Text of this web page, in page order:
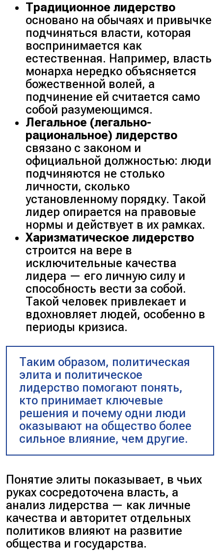
Традиционное лидерство
основано на обычаях и привычке
подчиняться власти, которая
воспринимается как
естественная. Например, власть
монарха нередко объясняется
божественной волей, а
подчинение ей считается само
собой разумеющимся.
Легальное (легально-
рациональное) лидерство
связано с законом и
официальной должностью: люди
подчиняются не столько
личности, сколько
установленному порядку. Такой
лидер опирается на правовые
нормы и действует в их рамках.
Харизматическое лидерство
строится на вере в
исключительные качества
лидера — его личную силу и
способность вести за собой.
Такой человек привлекает и
вдохновляет людей, особенно в
периоды кризиса.
Таким образом, политическая
элита и политическое
лидерство помогают понять,
кто принимает ключевые
решения и почему одни люди
оказывают на общество более
сильное влияние, чем другие.
Понятие элиты показывает, в чьих
руках сосредоточена власть, а
анализ лидерства — как личные
качества и авторитет отдельных
политиков влияют на развитие
общества и государства.